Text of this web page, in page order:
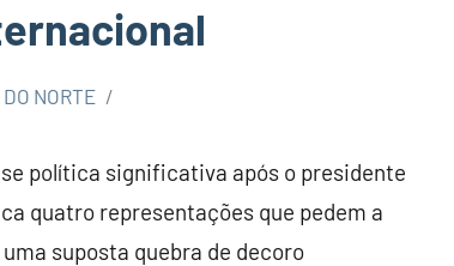
NORTE
política significativa após o presidente
quatro representações que pedem a
suposta quebra de decoro